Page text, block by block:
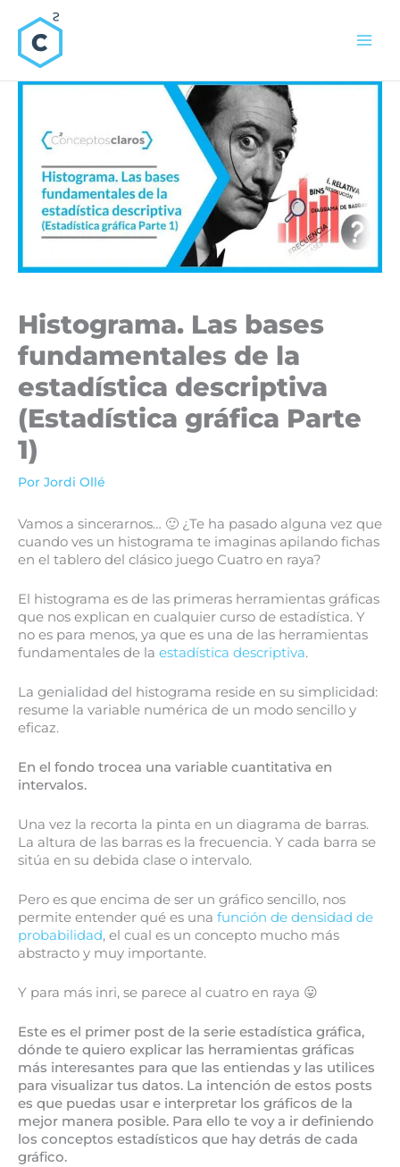
contenido
Histograma. Las bases
fundamentales de la
estadística descriptiva
(Estadística gráfica Parte
1)
Por Jordi Ollé
Vamos a sincerarnos… 🙂 ¿Te ha pasado alguna vez que
cuando ves un histograma te imaginas apilando fichas
en el tablero del clásico juego Cuatro en raya?
El histograma es de las primeras herramientas gráficas
que nos explican en cualquier curso de estadística. Y
no es para menos, ya que es una de las herramientas
fundamentales de la estadística descriptiva.
La genialidad del histograma reside en su simplicidad:
resume la variable numérica de un modo sencillo y
eficaz.
En el fondo trocea una variable cuantitativa en
intervalos.
Una vez la recorta la pinta en un diagrama de barras.
La altura de las barras es la frecuencia. Y cada barra se
sitúa en su debida clase o intervalo.
Pero es que encima de ser un gráfico sencillo, nos
permite entender qué es una función de densidad de
probabilidad, el cual es un concepto mucho más
abstracto y muy importante.
Y para más inri, se parece al cuatro en raya 😛
Este es el primer post de la serie estadística gráfica,
dónde te quiero explicar las herramientas gráficas
más interesantes para que las entiendas y las utilices
para visualizar tus datos. La intención de estos posts
es que puedas usar e interpretar los gráficos de la
mejor manera posible. Para ello te voy a ir definiendo
los conceptos estadísticos que hay detrás de cada
gráfico.